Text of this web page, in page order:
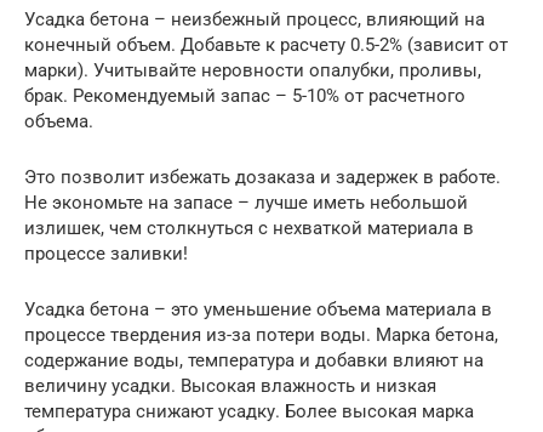
Усадка бетона – неизбежный процесс, влияющий на
конечный объем. Добавьте к расчету 0.5-2% (зависит от
марки). Учитывайте неровности опалубки, проливы,
брак. Рекомендуемый запас – 5-10% от расчетного
объема.
Это позволит избежать дозаказа и задержек в работе.
Не экономьте на запасе – лучше иметь небольшой
излишек, чем столкнуться с нехваткой материала в
процессе заливки!
Усадка бетона – это уменьшение объема материала в
процессе твердения из-за потери воды. Марка бетона,
содержание воды, температура и добавки влияют на
величину усадки. Высокая влажность и низкая
температура снижают усадку. Более высокая марка